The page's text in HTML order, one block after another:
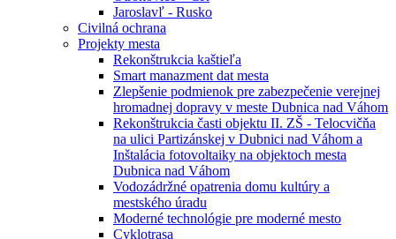
Jaroslavľ - Rusko
Civilná ochrana
Projekty mesta
Rekonštrukcia kaštieľa
Smart manazment dat mesta
Zlepšenie podmienok pre zabezpečenie verejnej
hromadnej dopravy v meste Dubnica nad Váhom
Rekonštrukcia časti objektu II. ZŠ - Telocvičňa
na ulici Partizánskej v Dubnici nad Váhom a
Inštalácia fotovoltaiky na objektoch mesta
Dubnica nad Váhom
Vodozádržné opatrenia domu kultúry a
mestského úradu
Moderné technológie pre moderné mesto
Cyklotrasa